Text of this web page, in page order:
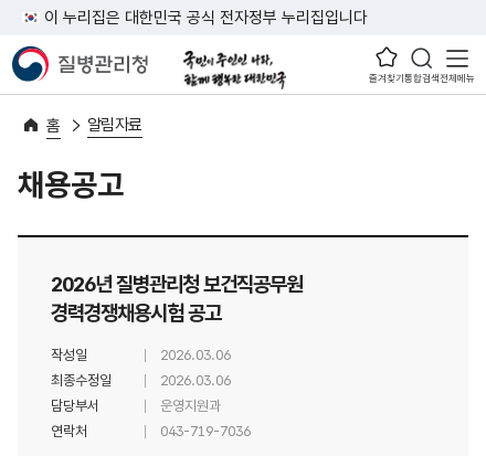
이 누리집은 대한민국 공식 전자정부 누리집입니다
즐겨찾기통합검색전체메뉴
홈 알림자료
채용공고
2026년 질병관리청 보건직공무원
경력경쟁채용시험 공고
작성일
2026.03.06
최종수정일
2026.03.06
담당부서
운영지원과
연락처
043-719-7036